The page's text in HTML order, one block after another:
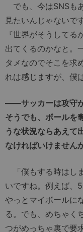
でも、今はSNSも
見たいんじゃないで
『世界がそうして
出てくるのかなと。
タメなのでそこを求
れは感じますが、僕
——サッカーは攻守
そうでも、ボールを
うな状況ならあえて
なければいけません
「僕もする時はし
いですね。例えば、
やっとマイボールに
る。でも、めちゃく
つがめっちゃ裏で要